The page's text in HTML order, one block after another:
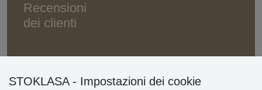
Recensioni
dei clienti
STOKLASA - Impostazioni dei cookie